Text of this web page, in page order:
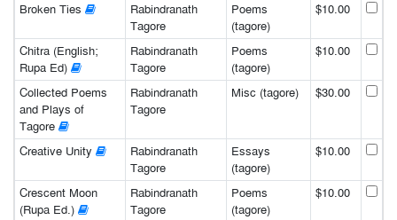
Broken Ties
Rabindranath
Tagore
Poems
(tagore)
$10.00
Chitra (English;
Rupa Ed)
Rabindranath
Tagore
Poems
(tagore)
$10.00
Collected Poems
and Plays of
Tagore
Rabindranath
Tagore
Misc (tagore) $30.00
Creative Unity
Rabindranath
Tagore
Essays
(tagore)
$10.00
Crescent Moon
(Rupa Ed.)
Rabindranath
Tagore
Poems
(tagore)
$10.00